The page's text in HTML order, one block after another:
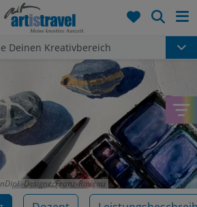
Deinen Kreativbereich
DesignerFranz-Raveau